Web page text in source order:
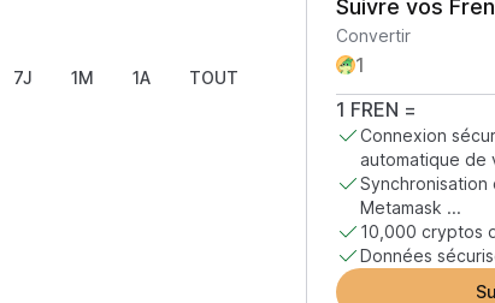
7J 1M 1A TOUT
Suivre vos
Convertir
1 FREN =
Connexion
automatique de
Synchronisation
Metamask ...
10,000 cryptos
Données